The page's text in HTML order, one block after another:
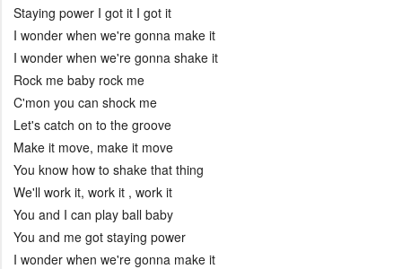
Staying power I got it I got it
I wonder when we're gonna make it
I wonder when we're gonna shake it
Rock me baby rock me
C'mon you can shock me
Let's catch on to the groove
Make it move, make it move
You know how to shake that thing
We'll work it, work it , work it
You and I can play ball baby
You and me got staying power
I wonder when we're gonna make it